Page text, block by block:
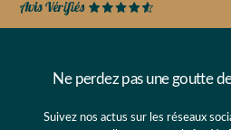
Ne perdez pas une goutte
Suivez nos actus sur les réseaux